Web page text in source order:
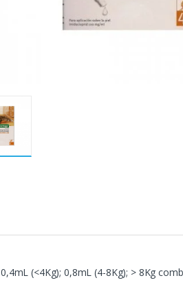
0,4mL (<4Kg); 0,8mL (4-8Kg); > 8Kg